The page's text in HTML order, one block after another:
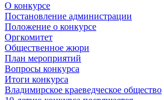
О конкурсе
Постановление администрации
Положение о конкурсе
Оргкомитет
Общественное жюри
План мероприятий
Вопросы конкурса
Итоги конкурса
Владимирское краеведческое общество